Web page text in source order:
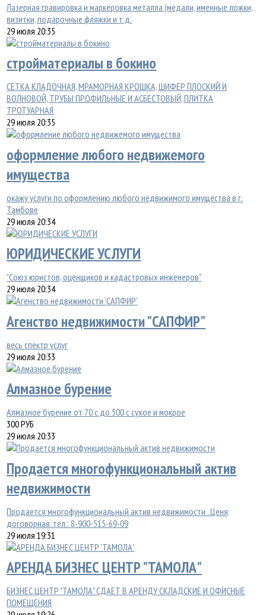
Лазерная гравировка и маркеровка металла (медали, именные ложки,
визитки, подарочные фляжки и т.д.
29 июля 20:35
стройматериалы в бокино
СЕТКА КЛАДОЧНАЯ, МРАМОРНАЯ КРОШКА, ШИФЕР ПЛОСКИЙ И
ВОЛНОВОЙ, ТРУБЫ ПРОФИЛЬНЫЕ И АСБЕСТОВЫЙ, ПЛИТКА
ТРОТУАРНАЯ
29 июля 20:35
оформление любого недвижемого
имущества
окажу услуги по оформлению любого недвижимого имущества в г.
Тамбове
29 июля 20:34
ЮРИДИЧЕСКИЕ УСЛУГИ
"Союз юристов, оценщиков и кадастровых инженеров"
29 июля 20:34
Агенство недвижимости "САПФИР"
весь спектр услуг
29 июля 20:33
Алмазное бурение
Алмазное бурение от 70 с до 500 с сухое и мокрое
300РУБ
29 июля 20:33
Продается многофункциональный актив
недвижимости
Продается многофункциональный актив недвижимости . Ценя
договорная. тел.: 8-900-515-69-09
29 июля 19:31
АРЕНДА БИЗНЕС ЦЕНТР "ТАМОЛА"
БИЗНЕС ЦЕНТР "ТАМОЛА" СДАЕТ В АРЕНДУ СКЛАДСКИЕ И ОФИСНЫЕ
ПОМЕЩЕНИЯ